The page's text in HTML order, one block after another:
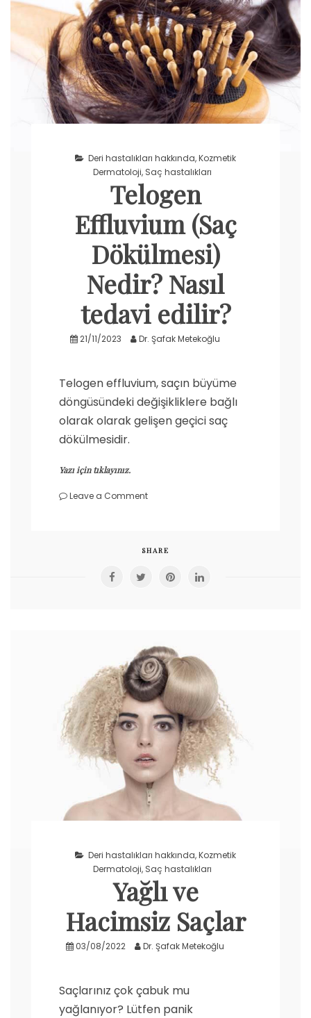
Deri hastalıkları hakkında,Kozmetik
Dermatoloji, Saç hastalıkları
Telogen
Effluvium (Saç
Dökülmesi)
Nedir? Nasıl
tedavi edilir?
21/11/2023 Dr. Şafak Metekoğlu
Telogen effluvium, saçın büyüme
döngüsündeki değişikliklere bağlı
olarak olarak gelişen geçici saç
dökülmesidir.
Yazı için tıklayınız.
Leave a Commenton
Dökülmesi)
Nasıl
SHARE
Deri hastalıkları hakkında,Kozmetik
Dermatoloji, Saç hastalıkları
Yağlı ve
Hacimsiz Saçlar
03/08/2022 Dr. Şafak Metekoğlu
Saçlarınız çok çabuk mu
yağlanıyor? Lütfen panik